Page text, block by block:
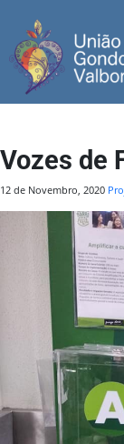
Vozes de
12 de Novembro, 2020